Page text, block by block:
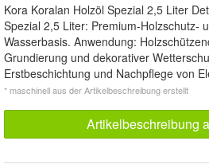
Kora Koralan Holzöl Spezial 2,5 Liter
Spezial 2,5 Liter: Premium-Holzschutz-
Wasserbasis. Anwendung:
Grundierung und dekorativer
Erstbeschichtung und Nachpflege von
* maschinell aus der Artikelbeschreibung erstellt
Artikelbeschreibung